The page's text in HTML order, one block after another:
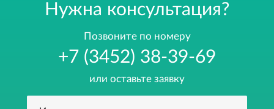
Нужна консультация?
Позвоните по номеру
+7 (3452) 38-39-69
или оставьте заявку